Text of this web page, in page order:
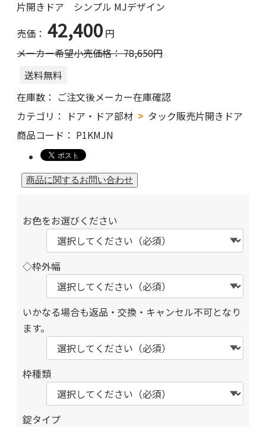
片開きドア シンプル MJデザイン
売価： 42,400 円
メーカー希望小売価格：78,650円
送料無料
在庫数： ご注文後メーカー在庫確認
カテゴリ： ドア・ドア部材
タック販売片開きドア
商品コード： P1KMJN
お色をお選びください
◇枠外幅
いかなる場合も返品・交換・キャンセル不可となり
ます。
枠種類
錠タイプ